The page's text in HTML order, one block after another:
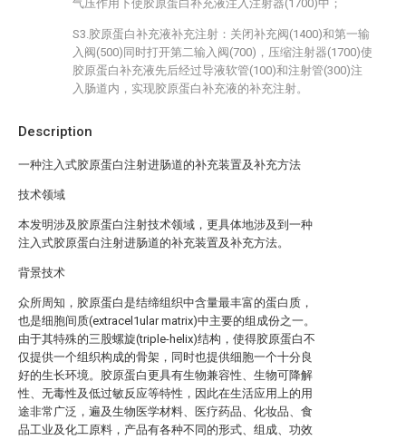
Description
一种注入式胶原蛋白注射进肠道的补充装置及补充方法
技术领域
本发明涉及胶原蛋白注射技术领域，更具体地涉及到一种
注入式胶原蛋白注射进肠道的补充装置及补充方法。
背景技术
众所周知，胶原蛋白是结缔组织中含量最丰富的蛋白质，
也是细胞间质(extracel1ular matrix)中主要的组成份之一。
由于其特殊的三股螺旋(triple-helix)结构，使得胶原蛋白不
仅提供一个组织构成的骨架，同时也提供细胞一个十分良
好的生长环境。胶原蛋白更具有生物兼容性、生物可降解
性、无毒性及低过敏反应等特性，因此在生活应用上的用
途非常广泛，遍及生物医学材料、医疗药品、化妆品、食
品工业及化工原料，产品有各种不同的形式、组成、功效
气压作用下使胶原蛋白补充液注入注射器(1700)中；
S3.胶原蛋白补充液补充注射：关闭补充阀(1400)和第一输
入阀(500)同时打开第二输入阀(700)，压缩注射器(1700)使
胶原蛋白补充液先后经过导液软管(100)和注射管(300)注
入肠道内，实现胶原蛋白补充液的补充注射。